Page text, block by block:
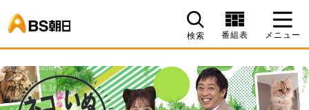
検索 番組表 メニュー